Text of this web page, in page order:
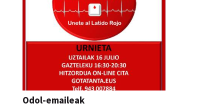
Odol-emaileak